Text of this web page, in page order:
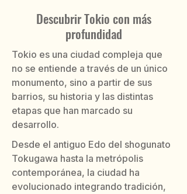
Descubrir Tokio con más
profundidad
Tokio es una ciudad compleja que
no se entiende a través de un único
monumento, sino a partir de sus
barrios, su historia y las distintas
etapas que han marcado su
desarrollo.
Desde el antiguo Edo del shogunato
Tokugawa hasta la metrópolis
contemporánea, la ciudad ha
evolucionado integrando tradición,